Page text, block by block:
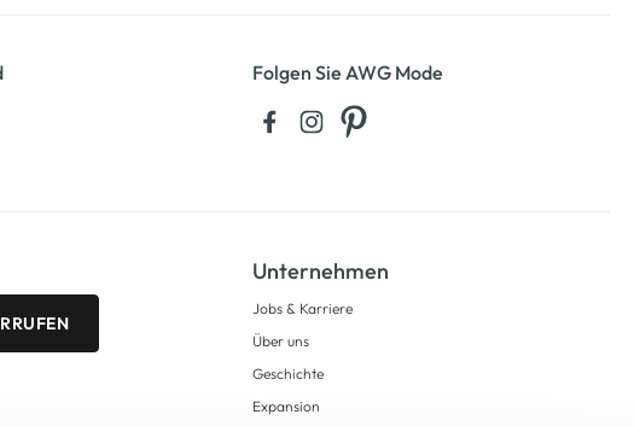
Folgen Sie AWG Mode
Unternehmen
Jobs & Karriere
Über uns
Geschichte
Expansion